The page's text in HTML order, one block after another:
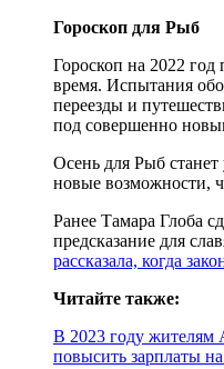
Гороскоп для Рыб
Гороскоп на 2022
время. Испытания
переезды и
под совершенно
Осень для Рыб
новые возможности,
Ранее Тамара Глоба
предсказание для
рассказала, когда
Читайте также:
В 2023 году жителям
повысить зарплаты